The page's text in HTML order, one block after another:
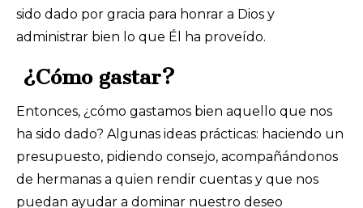
sido dado por gracia para honrar a Dios y
administrar bien lo que Él ha proveído.
¿Cómo gastar?
Entonces, ¿cómo gastamos bien aquello que nos
ha sido dado? Algunas ideas prácticas: haciendo un
presupuesto, pidiendo consejo, acompañándonos
de hermanas a quien rendir cuentas y que nos
puedan ayudar a dominar nuestro deseo